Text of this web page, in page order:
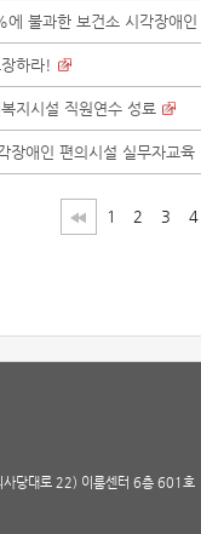
불과한 보건소 시각장애인
하라!
지시설 직원연수 성료
애인 편의시설 실무자교육
1 2 3 4
당대로 22) 이룸센터 6층 601호